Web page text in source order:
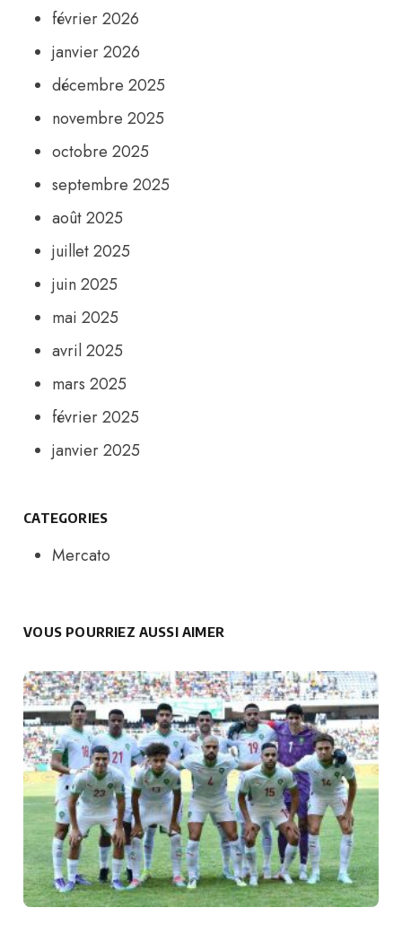
février 2026
janvier 2026
décembre 2025
novembre 2025
octobre 2025
septembre 2025
août 2025
juillet 2025
juin 2025
mai 2025
avril 2025
mars 2025
février 2025
janvier 2025
CATEGORIES
Mercato
VOUS POURRIEZ AUSSI AIMER